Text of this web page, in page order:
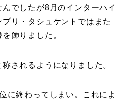
でしたが8月のインターハイ
リ・タシュケントではまた
飾りました。
されるようになりました。
に終わってしまい。これによ